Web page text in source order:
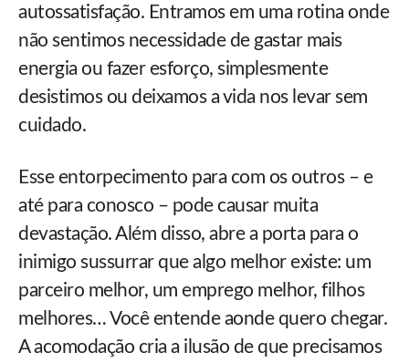
autossatisfação. Entramos em uma rotina onde
não sentimos necessidade de gastar mais
energia ou fazer esforço, simplesmente
desistimos ou deixamos a vida nos levar sem
cuidado.
Esse entorpecimento para com os outros – e
até para conosco – pode causar muita
devastação. Além disso, abre a porta para o
inimigo sussurrar que algo melhor existe: um
parceiro melhor, um emprego melhor, filhos
melhores… Você entende aonde quero chegar.
A acomodação cria a ilusão de que precisamos